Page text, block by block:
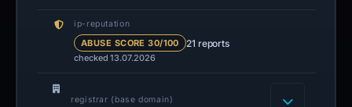
ip-reputation
ABUSE SCORE 30/100 21 reports
checked 13.07.2026
registrar (base domain)